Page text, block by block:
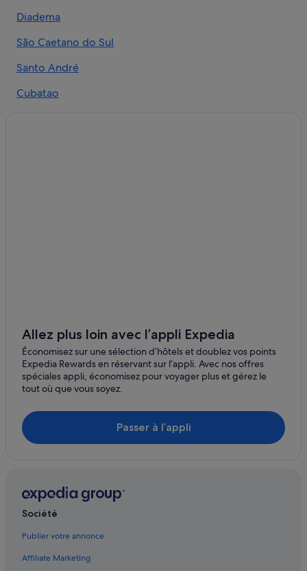
Circuit automobile d'Interlagos : hôtels à proximité
São Paulo : hôtels Hôtels d’affaires
São Paulo : hôtels Hôtels LGBTQIA+ friendly
Ipiranga : hôtels
Itaim Bibi : hôtels Hôtels-boutiques
Itaim Bibi : hôtels
Jardim Paulista : hôtels Hôtels d’affaires
Jardim Paulista : hôtels Hôtels pas chers
Jardin botanique de São Paulo : hôtels à proximité
Jardins : hôtels Hôtels d’affaires
Diadema
São Caetano do Sul
Santo André
Cubatao
Allez plus loin avec l’appli Expedia
Économisez sur une sélection d’hôtels et doublez vos points
Expedia Rewards en réservant sur l’appli. Avec nos offres
spéciales appli, économisez pour voyager plus et gérez le
tout où que vous soyez.
Passer à l’appli
Société
Publier votre annonce
Affiliate Marketing